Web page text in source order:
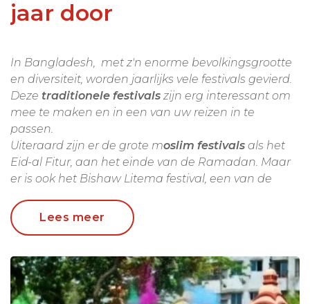
jaar door
In Bangladesh, met z'n enorme bevolkingsgrootte
en diversiteit, worden jaarlijks vele festivals gevierd.
Deze traditionele festivals zijn erg interessant om
mee te maken en in een van uw reizen in te
passen.
Uiteraard zijn er de grote moslim festivals als het
Eid-al Fitur, aan het einde van de Ramadan. Maar
er is ook het Bishaw Litema festival, een van de
januari in Tongi.
Maar er zijn ook
hindoe festivals
De stammen in Bandarban vieren in het voorjaar
jaarlijks hetwaterfestival, Shangrai. Zo zijn er meer
tribale festivalsin Bangladesh, bijv het Rash
Lees meer